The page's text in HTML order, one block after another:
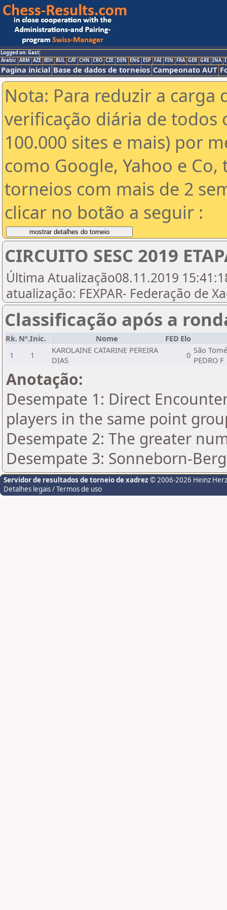
Logged on: Gast
Arabic ARM AZE BIH BUL CAT CHN CRO CZE DEN ENG ESP FAI FIN FRA GER GRE INA
Pagina inicial Base de dados de torneios Campeonato AUT
Nota: Para reduzir a carga
verificação diária de todos
100.000 sites e mais) por
como Google, Yahoo e
torneios com mais de 2
clicar no botão a seguir :
CIRCUITO SESC 2019
Última Atualização08.11.2019
atualização: FEXPAR- Federação de
Classificação após a
Rk. Nº.Inic. Nome FED Elo
1
1
KAROLAINE CATARINE PEREIRA
DIAS
0 São
PEDRO F
Anotação:
Desempate 1: Direct
players in the same point
Desempate 2: The greater
Desempate 3: Sonneborn-
Servidor de resultados de torneio de xadrez © 2006-2026 Heinz
Detalhes legais / Termos de uso